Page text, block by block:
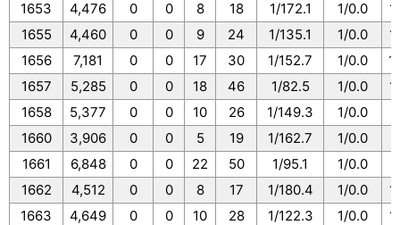
1653 4,476 0 0 8 18 1/172.1 1/0.0
1655
4,460 0 0 9 24 1/135.1 1/0.0
1656
7,181 0 0 17 30 1/152.7 1/0.0
1657
5,285 0 0 18 46 1/82.5 1/0.0
1658
5,377 0 0 10 26 1/149.3 1/0.0
1660
3,906 0 0 5 19 1/162.7 1/0.0
1661
6,848 0 0 22 50 1/95.1 1/0.0
1662
4,512 0 0 8 17 1/180.4 1/0.0
1663
4,649 0 0 10 28 1/122.3 1/0.0